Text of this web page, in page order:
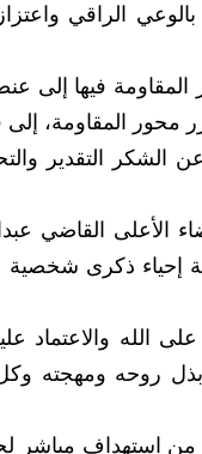
الراقي
فيها إلى
محور المقاومة،
التقدير
الأعلى القاضي
إحياء ذكرى شخصية
الله والاعتماد
وبذل روحه ومهجته
استهداف مباشر